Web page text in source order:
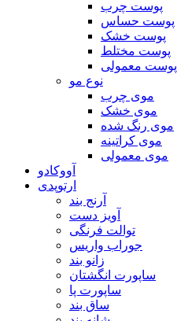
پوست چرب
پوست حساس
پوست خشک
پوست مختلط
پوست معمولی
نوع مو
موی چرب
موی خشک
موی رنگ شده
موی کراتینه
موی معمولی
آووکادو
ارتوپدی
آرنج بند
آویز دست
توالت فرنگی
جوراب واریس
زانو بند
ساپورت انگشتان
ساپورت پا
ساق بند